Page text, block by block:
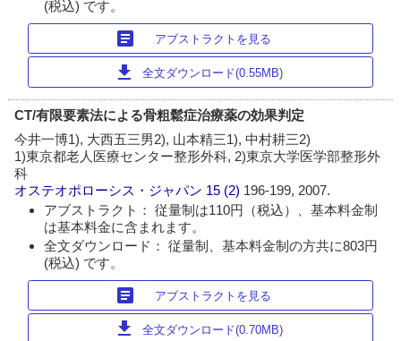
(税込) です。
article アブストラクトを見る
download 全文ダウンロード(0.55MB)
CT/有限要素法による骨粗鬆症治療薬の効果判定
今井一博1), 大西五三男2), 山本精三1), 中村耕三2)
1)東京都老人医療センター整形外科, 2)東京大学医学部整形外
科
オステオポローシス・ジャパン 15 (2) 196-199, 2007.
アブストラクト： 従量制は110円（税込）、基本料金制
は基本料金に含まれます。
全文ダウンロード： 従量制、基本料金制の方共に803円
(税込) です。
article アブストラクトを見る
download 全文ダウンロード(0.70MB)